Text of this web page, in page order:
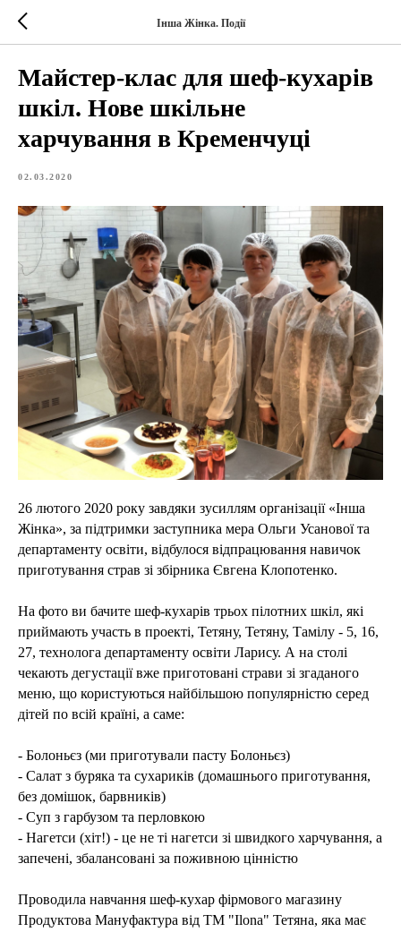
Інша Жінка. Події
Майстер-клас для шеф-кухарів
шкіл. Нове шкільне
харчування в Кременчуці
02.03.2020
26 лютого 2020 року завдяки зусиллям організації «Інша
Жінка», за підтримки заступника мера Ольги Усанової та
департаменту освіти, відбулося відпрацювання навичок
приготування страв зі збірника Євгена Клопотенко.
На фото ви бачите шеф-кухарів трьох пілотних шкіл, які
приймають участь в проекті, Тетяну, Тетяну, Тамілу - 5, 16,
27, технолога департаменту освіти Ларису. А на столі
чекають дегустації вже приготовані страви зі згаданого
меню, що користуються найбільшою популярністю серед
дітей по всій країні, а саме:
- Болоньєз (ми приготували пасту Болоньєз)
- Салат з буряка та сухариків (домашнього приготування,
без домішок, барвників)
- Суп з гарбузом та перловкою
- Нагетси (хіт!) - це не ті нагетси зі швидкого харчування, а
запечені, збалансовані за поживною цінністю
Проводила навчання шеф-кухар фірмового магазину
Продуктова Мануфактура від ТМ "Ilona" Тетяна, яка має